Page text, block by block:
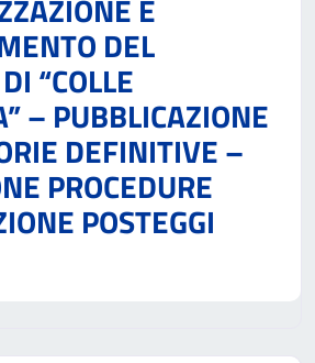
E
DEL
“COLLE
– PUBBLICAZIONE
DEFINITIVE –
PROCEDURE
POSTEGGI